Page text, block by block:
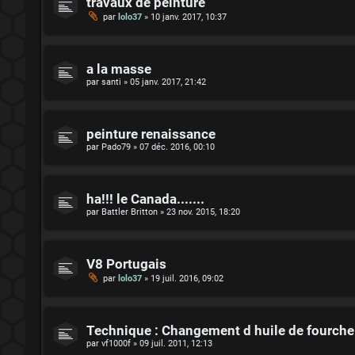
par lolo37 » 10 janv. 2017, 10:37
a la masse
par santi » 05 janv. 2017, 21:42
peinture renaissance
par Pado79 » 07 déc. 2016, 00:10
ha!!! le Canada.......
par Battler Britton » 23 nov. 2015, 18:20
V8 Portugais
par lolo37 » 19 juil. 2016, 09:02
Technique : Changement d huile de fourche
par vf1000f » 09 juil. 2011, 12:13